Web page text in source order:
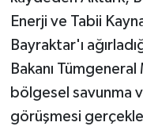
Enerji ve Tabii
Bayraktar'ı
Bakanı
bölgesel savunma
görüşmesi